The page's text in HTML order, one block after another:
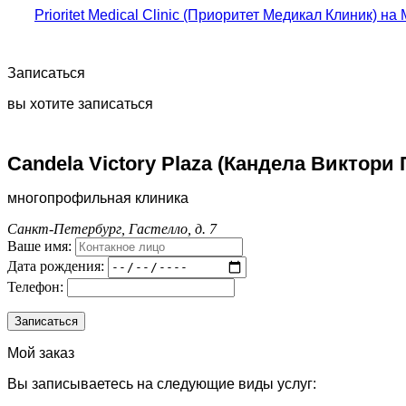
Prioritet Medical Clinic (Приоритет Медикал Клиник) на
Записаться
вы хотите записаться
Candela Victory Plaza (Кандела Виктори
многопрофильная клиника
Санкт-Петербург, Гастелло, д. 7
Ваше имя:
Дата рождения:
Телефон:
Мой заказ
Вы записываетесь на следующие виды услуг: